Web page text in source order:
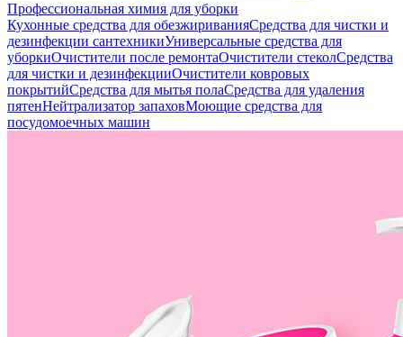
Профессиональная химия для уборки
Кухонные средства для обезжириванияСредства для чистки и
дезинфекции сантехникиУниверсальные средства для
уборкиОчистители после ремонтаОчистители стеколСредства
для чистки и дезинфекцииОчистители ковровых
покрытийСредства для мытья полаСредства для удаления
пятенНейтрализатор запаховМоющие средства для
посудомоечных машин